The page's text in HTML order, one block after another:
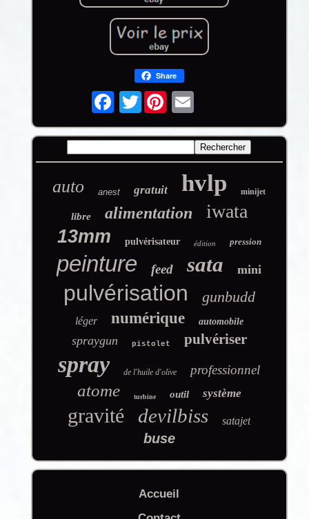
Share
Twitter
auto anest gratuit hvlp minijet
libre alimentation iwata
13mm pulvérisateur édition pression
peinture feed sata mini
pulvérisation gunbudd
léger numérique automobile
spraygun pistolet pulvériser
spray de l'huile d'olive professionnel
atome turbine outil système
gravité devilbiss satajet
buse
Accueil